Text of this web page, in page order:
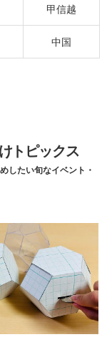
甲信越
中国
トピックス
したい旬なイベント・